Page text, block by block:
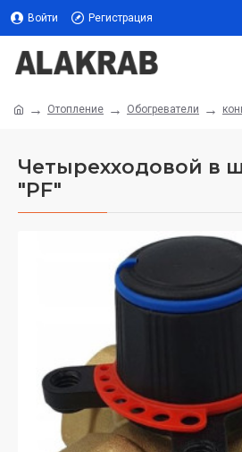
Войти Регистрация
Отопление Обогреватели
Четырехходовой в
"PF"